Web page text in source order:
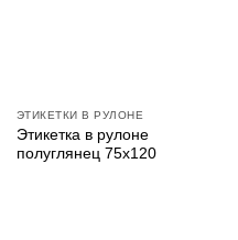
ЭТИКЕТКИ В РУЛОНЕ
Этикетка в рулоне
полуглянец 75х120